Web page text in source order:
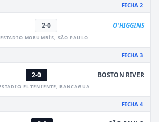
FECHA 2
2-0 O'HIGGINS
ESTADIO MORUMBÍS, SÃO PAULO
FECHA 3
2-0 BOSTON RIVER
EL TENIENTE, RANCAGUA
FECHA 4